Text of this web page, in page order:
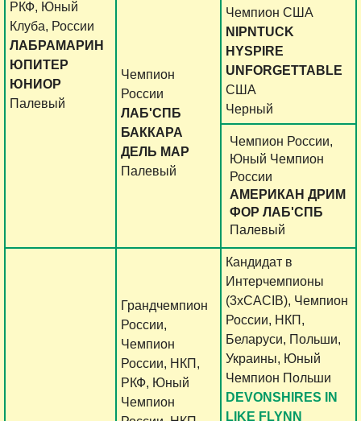
РКФ, Юный
Клуба, России
ЛАБРАМАРИН
ЮПИТЕР
ЮНИОР
Палевый
Чемпион
России
ЛАБ'СПБ
БАККАРА
ДЕЛЬ МАР
Палевый
Чемпион США
NIPNTUCK
HYSPIRE
UNFORGETTABLE
США
Черный
Чемпион России,
Юный Чемпион
России
АМЕРИКАН ДРИМ
ФОР ЛАБ'СПБ
Палевый
Грандчемпион
России,
Чемпион
России, НКП,
РКФ, Юный
Чемпион
Кандидат в
Интерчемпионы
(3хCACIB), Чемпион
России, НКП,
Беларуси, Польши,
Украины, Юный
Чемпион Польши
DEVONSHIRES IN
LIKE FLYNN